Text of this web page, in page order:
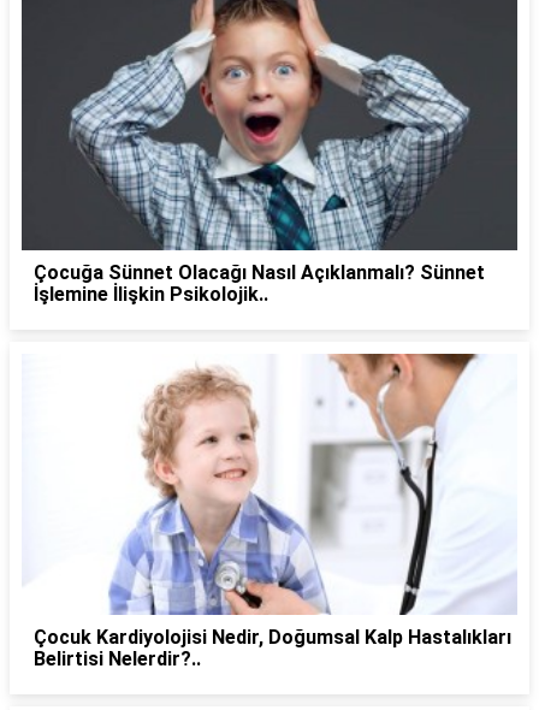
Çocuğa Sünnet Olacağı Nasıl Açıklanmalı? Sünnet
İşlemine İlişkin Psikolojik..
Çocuk Kardiyolojisi Nedir, Doğumsal Kalp Hastalıkları
Belirtisi Nelerdir?..